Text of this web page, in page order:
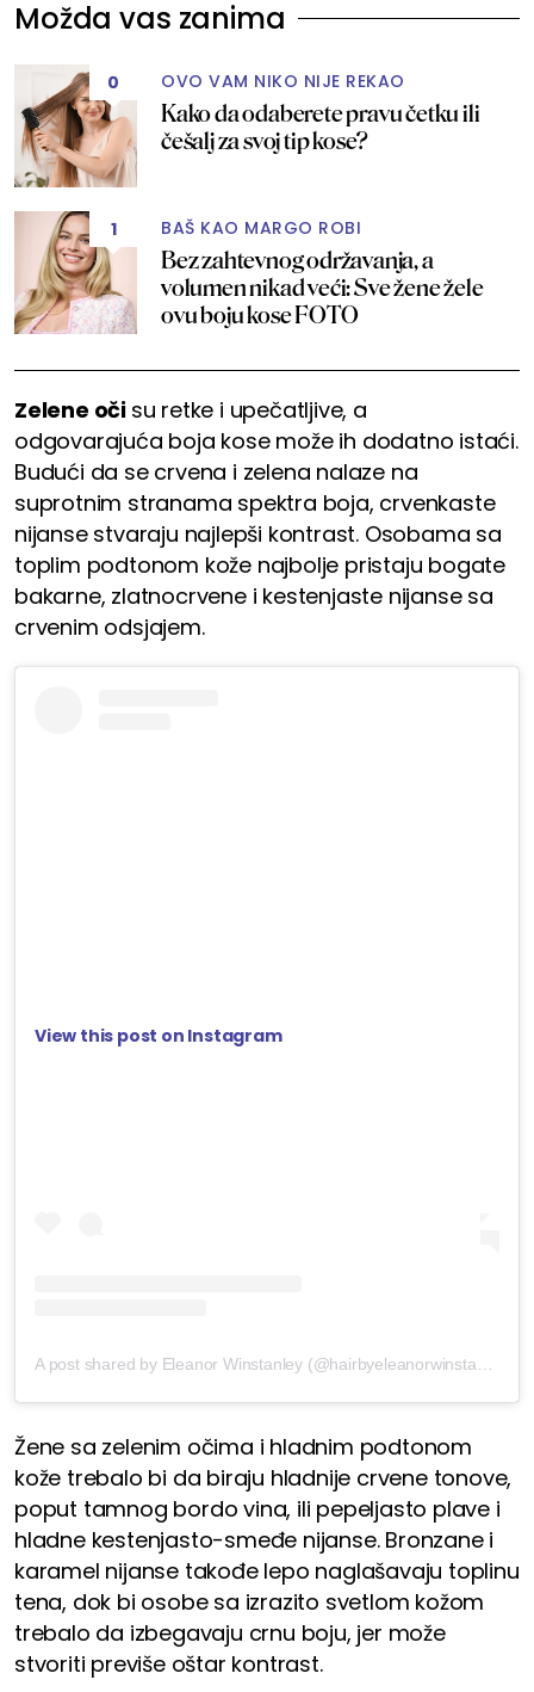
Možda vas zanima
0 OVO VAM NIKO NIJE REKAO
Kako da odaberete pravu četku ili
češalj za svoj tip kose?
1 BAŠ KAO MARGO ROBI
Bez zahtevnog održavanja, a
volumen nikad veći: Sve žene žele
ovu boju kose FOTO
Zelene oči su retke i upečatljive, a
odgovarajuća boja kose može ih dodatno istaći.
Budući da se crvena i zelena nalaze na
suprotnim stranama spektra boja, crvenkaste
nijanse stvaraju najlepši kontrast. Osobama sa
toplim podtonom kože najbolje pristaju bogate
bakarne, zlatnocrvene i kestenjaste nijanse sa
crvenim odsjajem.
View this post on Instagram
Žene sa zelenim očima i hladnim podtonom
kože trebalo bi da biraju hladnije crvene tonove,
poput tamnog bordo vina, ili pepeljasto plave i
hladne kestenjasto-smeđe nijanse. Bronzane i
karamel nijanse takođe lepo naglašavaju toplinu
tena, dok bi osobe sa izrazito svetlom kožom
trebalo da izbegavaju crnu boju, jer može
stvoriti previše oštar kontrast.